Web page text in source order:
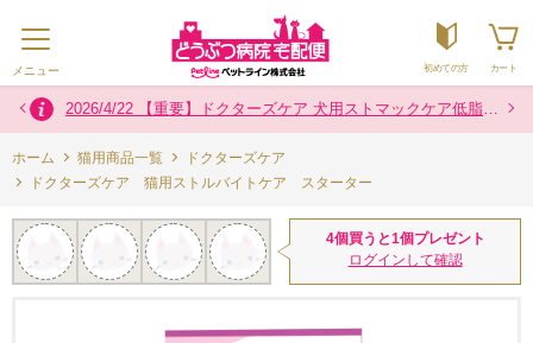
メニュー 初めての方 カート
2026/7/29 熊本県熊本地方を震源とする地震の影響によるお荷物のお届けについて2026/4/22 【重要】ドクターズケア 犬用ストマックケア低脂肪８００g製品 内袋の色一部変更のお知らせ
2026/7/16 お盆の配送について 2024/12/2 「カスタマーハラスメントに対する基本方針」に関するお知らせ
ホーム 猫用商品一覧
ドクターズケア
ドクターズケア 猫用ストルバイトケア スターター
4個買うと1個プレゼント
ログインして確認